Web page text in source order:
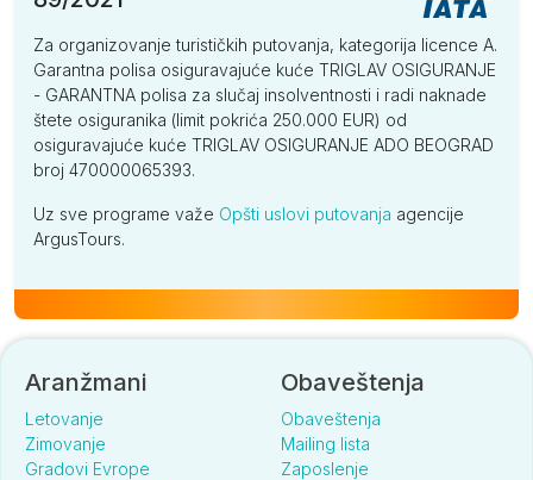
Za organizovanje turističkih putovanja, kategorija licence A.
Garantna polisa osiguravajuće kuće TRIGLAV OSIGURANJE
- GARANTNA polisa za slučaj insolventnosti i radi naknade
štete osiguranika (limit pokrića 250.000 EUR) od
osiguravajuće kuće TRIGLAV OSIGURANJE ADO BEOGRAD
broj 470000065393.
Uz sve programe važe Opšti uslovi putovanja agencije
ArgusTours.
Aranžmani
Letovanje
Zimovanje
Gradovi Evrope
Obaveštenja
Obaveštenja
Mailing lista
Zaposlenje